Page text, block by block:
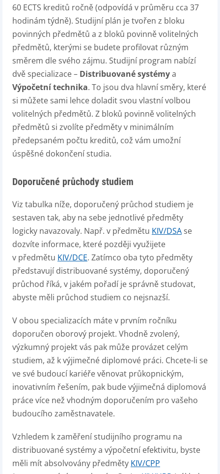
60 ECTS kreditů ročně (odpovídá v průměru cca 37
hodinám týdně). Studijní plán je tvořen z bloku
povinných předmětů a z bloků povinně volitelných
předmětů, kterými se budete profilovat různým
směrem dle svého zájmu. Studijní program nabízí
dvě specializace – Distribuované systémya
Výpočetní technika. To jsou dva hlavní směry, které
si můžete sami lehce doladit svou vlastní volbou
volitelných předmětů. Z bloků povinně volitelných
předmětů si zvolíte předměty v minimálním
předepsaném počtu kreditů, což vám umožní
úspěšné dokončení studia.
Doporučené průchody studiem
Viz tabulka níže, doporučený průchod studiem je
sestaven tak, aby na sebe jednotlivé předměty
logicky navazovaly. Např. v předmětu KIV/DSA se
dozvíte informace, které později využijete
v předmětu KIV/DCE. Zatímco oba tyto předměty
představují distribuované systémy, doporučený
průchod říká, v jakém pořadí je správně studovat,
abyste měli průchod studiem co nejsnazší.
V obou specializacích máte v prvním ročníku
doporučen oborový projekt. Vhodně zvolený,
výzkumný projekt vás pak může provázet celým
studiem, až k výjimečné diplomové práci. Chcete-li se
ve své budoucí kariéře věnovat průkopnickým,
inovativním řešením, pak bude výjimečná diplomová
práce více než vhodným doporučením pro vašeho
budoucího zaměstnavatele.
Vzhledem k zaměření studijního programu na
distribuované systémy a výpočetní efektivitu, byste
měli mít absolvovány předměty KIV/CPP